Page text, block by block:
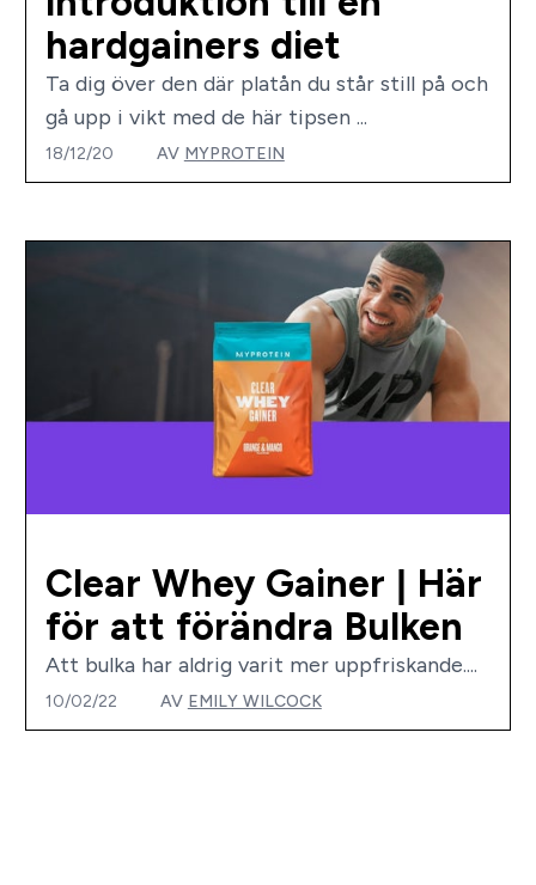
hardgainers diet
Ta dig över den där platån du står still på och
gå upp i vikt med de här tipsen ...
18/12/20 AV MYPROTEIN
Clear Whey Gainer | Här
för att förändra Bulken
Att bulka har aldrig varit mer uppfriskande....
10/02/22 AV EMILY WILCOCK